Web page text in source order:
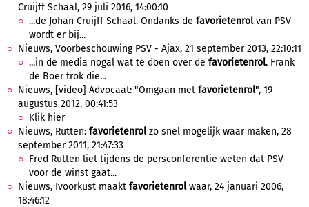
Cruijff Schaal, 29 juli 2016, 14:00:10
...de Johan Cruijff Schaal. Ondanks de favorietenrolvan PSV
wordt er bij...
Nieuws, Voorbeschouwing PSV - Ajax, 21 september 2013, 22:10:11
...in de media nogal wat te doen over de favorietenrol. Frank
de Boer trok die...
Nieuws, [video] Advocaat: "Omgaan met favorietenrol", 19
augustus 2012, 00:41:53
Klik hier
Nieuws, Rutten: favorietenrolzo snel mogelijk waar maken, 28
september 2011, 21:47:33
Fred Rutten liet tijdens de persconferentie weten dat PSV
voor de winst gaat...
Nieuws, Ivoorkust maakt favorietenrolwaar, 24 januari 2006,
18:46:12